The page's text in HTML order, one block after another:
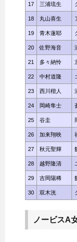
17 三浦琉生
18 丸山喜生
19 青木蓮耶
20 佐野海音
21 多々納怜
22 中村道隆
23 西川楷人
24 岡崎隼士
25 谷圭
26 加来翔映
27 秋元聖輝
28 越野隆清
29 吉岡陽稀
30 双木洸
ノービスA